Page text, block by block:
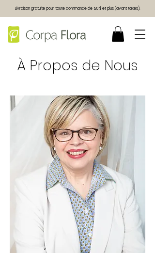
Livraison gratuite pour toute commande de 120 $ et plus (avant taxes).
À Propos de Nous